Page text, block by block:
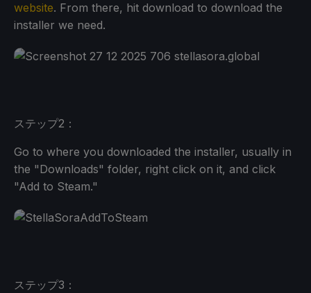
website. From there, hit download to download the
installer we need.
ステップ2：
Go to where you downloaded the installer, usually in
the "Downloads" folder, right click on it, and click
"Add to Steam."
ステップ3：